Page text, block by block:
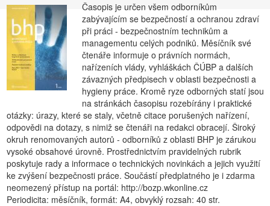
Časopis je určen všem odborníkům
zabývajícím se bezpečností a ochranou zdraví
při práci - bezpečnostním technikům a
managementu celých podniků. Měsíčník své
čtenáře informuje o právních normách,
nařízeních vlády, vyhláškách ČÚBP a dalších
závazných předpisech v oblasti bezpečnosti a
hygieny práce. Kromě ryze odborných statí jsou
na stránkách časopisu rozebírány i praktické
otázky: úrazy, které se staly, včetně citace porušených nařízení,
odpovědi na dotazy, s nimiž se čtenáři na redakci obracejí. Široký
okruh renomovaných autorů - odborníků z oblasti BHP je zárukou
vysoké obsahové úrovně. Prostřednictvím pravidelných rubrik
poskytuje rady a informace o technických novinkách a jejich využití
ke zvýšení bezpečnosti práce. Součástí předplatného je i zdarma
neomezený přístup na portál: http://bozp.wkonline.cz
Periodicita: měsíčník, formát: A4, obvyklý rozsah: 40 str.